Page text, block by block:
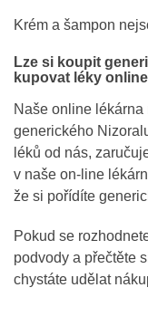
Krém a šampon
Lze si koupit
kupovat léky
Naše online
generického
léků od nás,
v naše on-line
že si pořídíte
Pokud se
podvody a přečtěte
chystáte udělat